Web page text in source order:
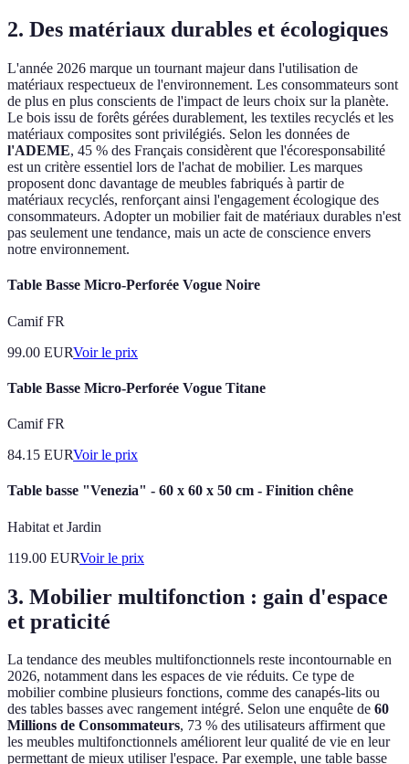
2. Des matériaux durables et écologiques
L'année 2026 marque un tournant majeur dans l'utilisation de
matériaux respectueux de l'environnement. Les consommateurs sont
de plus en plus conscients de l'impact de leurs choix sur la planète.
Le bois issu de forêts gérées durablement, les textiles recyclés et les
matériaux composites sont privilégiés. Selon les données de
l'ADEME, 45 % des Français considèrent que l'écoresponsabilité
est un critère essentiel lors de l'achat de mobilier. Les marques
proposent donc davantage de meubles fabriqués à partir de
matériaux recyclés, renforçant ainsi l'engagement écologique des
consommateurs. Adopter un mobilier fait de matériaux durables n'est
pas seulement une tendance, mais un acte de conscience envers
notre environnement.
Table Basse Micro-Perforée Vogue Noire
Camif FR
99.00 EURVoir le prix
Table Basse Micro-Perforée Vogue Titane
Camif FR
84.15 EURVoir le prix
Table basse "Venezia" - 60 x 60 x 50 cm - Finition chêne
Habitat et Jardin
119.00 EURVoir le prix
3. Mobilier multifonction : gain d'espace
et praticité
La tendance des meubles multifonctionnels reste incontournable en
2026, notamment dans les espaces de vie réduits. Ce type de
mobilier combine plusieurs fonctions, comme des canapés-lits ou
des tables basses avec rangement intégré. Selon une enquête de 60
Millions de Consommateurs, 73 % des utilisateurs affirment que
les meubles multifonctionnels améliorent leur qualité de vie en leur
permettant de mieux utiliser l'espace. Par exemple, une table basse